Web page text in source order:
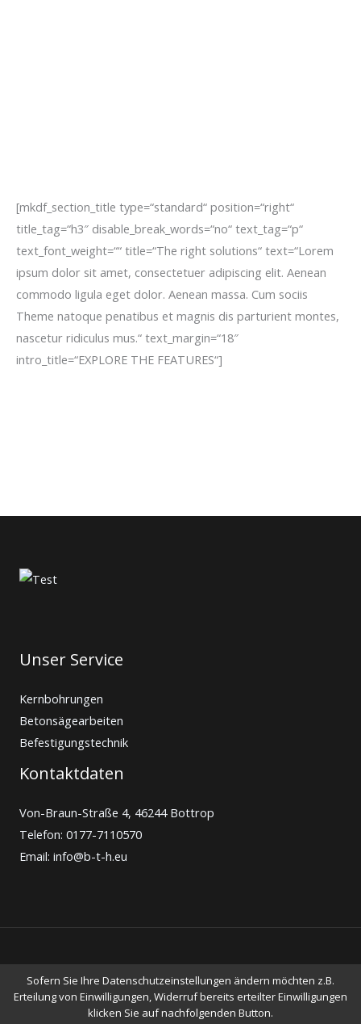
[mkdf_section_title type=“standard“ position=“right“
title_tag=“h3″ disable_break_words=“no“ text_tag=“p“
text_font_weight=““ title=“The right solutions“ text=“Lorem
ipsum dolor sit amet, consectetuer adipiscing elit. Aenean
commodo ligula eget dolor. Aenean massa. Cum sociis
Theme natoque penatibus et magnis dis parturient montes,
nascetur ridiculus mus.“ text_margin=“18″
intro_title=“EXPLORE THE FEATURES“]
Unser Service
Kernbohrungen
Betonsägearbeiten
Befestigungstechnik
Kontaktdaten
Von-Braun-Straße 4, 46244 Bottrop
Telefon: 0177-7110570
Email: info@b-t-h.eu
Powered by Merlin Mchel
Sofern Sie Ihre Datenschutzeinstellungen ändern möchten z.B.
Erteilung von Einwilligungen, Widerruf bereits erteilter Einwilligungen
klicken Sie auf nachfolgenden Button.